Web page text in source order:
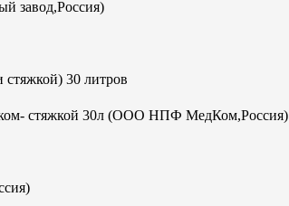
завод,Россия)
30 литров
стяжкой 30л (ООО НПФ МедКом,Россия)